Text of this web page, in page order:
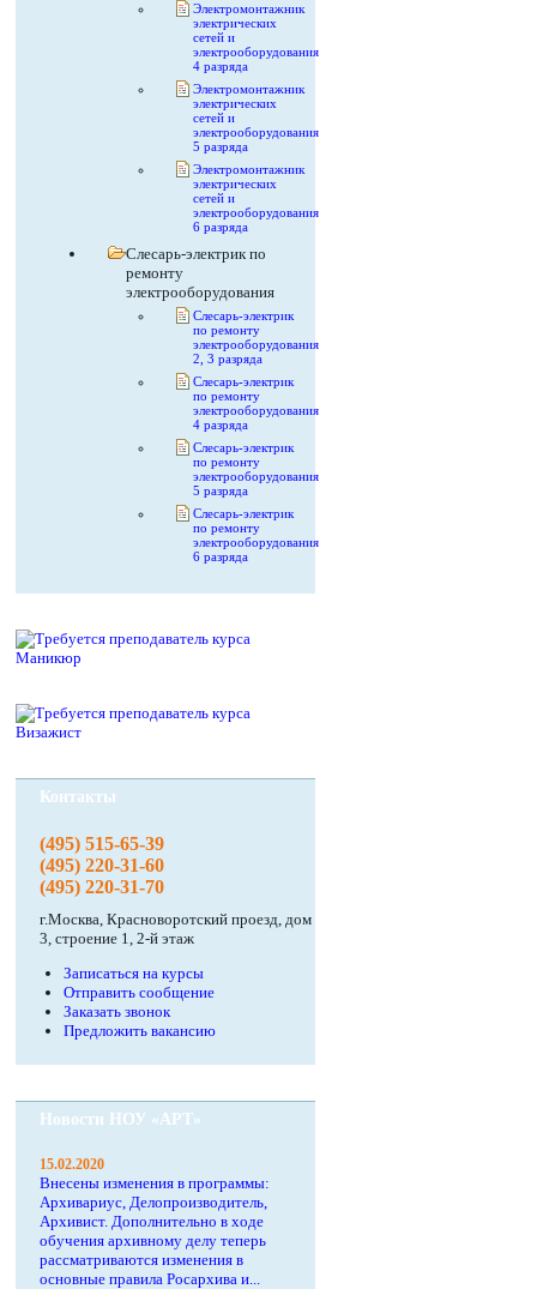
Электромонтажник
электрических
сетей и
электрооборудования
4 разряда
Электромонтажник
электрических
сетей и
электрооборудования
5 разряда
Электромонтажник
электрических
сетей и
электрооборудования
6 разряда
Слесарь-электрик по
ремонту
электрооборудования
Слесарь-электрик
по ремонту
электрооборудования
2, 3 разряда
Слесарь-электрик
по ремонту
электрооборудования
4 разряда
Слесарь-электрик
по ремонту
электрооборудования
5 разряда
Слесарь-электрик
по ремонту
электрооборудования
6 разряда
Контакты
(495) 515-65-39
(495) 220-31-60
(495) 220-31-70
г.Москва, Красноворотский проезд, дом
3, строение 1, 2-й этаж
Записаться на курсы
Отправить сообщение
Заказать звонок
Предложить вакансию
Новости НОУ «АРТ»
15.02.2020
Внесены изменения в программы:
Архивариус, Делопроизводитель,
Архивист. Дополнительно в ходе
обучения архивному делу теперь
рассматриваются изменения в
основные правила Росархива и...